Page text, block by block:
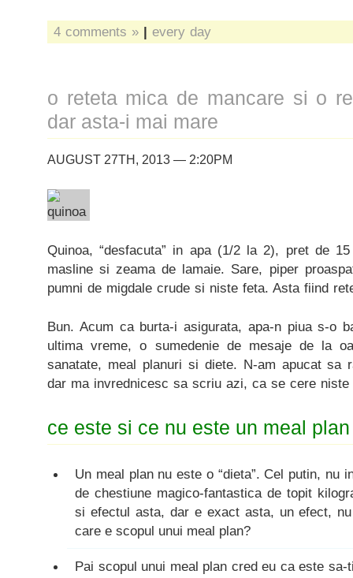
4 comments » | every day
o reteta mica de mancare si o
dar asta-i mai mare
AUGUST 27TH, 2013 — 2:20PM
Quinoa, “desfacuta” in apa (1/2 la 2), pret de
masline si zeama de lamaie. Sare, piper
pumni de migdale crude si niste feta. Asta fiind
Bun. Acum ca burta-i asigurata, apa-n piua s-o
ultima vreme, o sumedenie de mesaje de la
sanatate, meal planuri si diete. N-am apucat sa
dar ma invrednicesc sa scriu azi, ca se cere
ce este si ce nu este un meal plan
Un meal plan nu este o “dieta”. Cel putin, nu
de chestiune magico-fantastica de topit
si efectul asta, dar e exact asta, un efect,
care e scopul unui meal plan?
Pai scopul unui meal plan cred eu ca este